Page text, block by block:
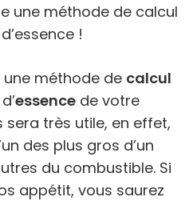
une méthode de calcul
!
méthode de calcul
d’essence de votre
très utile, en effet,
des plus gros d’un
du combustible. Si
appétit, vous saurez